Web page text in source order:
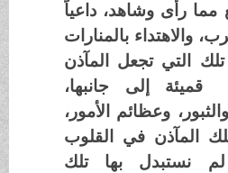
رأى وشاهد، داعياً
والاهتداء بالمنارات
التي تجعل المآذن
إلى جانبها،
وعظائم الأمور،
المآذن في القلوب
نستبدل بها تلك